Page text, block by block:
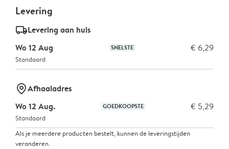
Levering
delivery_standard_v2Levering aan huis
Wo 12 Aug
SNELSTE € 6,29
Standaard
marker-pinAfhaaladres
Wo 12 Aug.
GOEDKOOPSTE € 5,29
Standaard
Als je meerdere producten bestelt, kunnen de leveringstijden
veranderen.